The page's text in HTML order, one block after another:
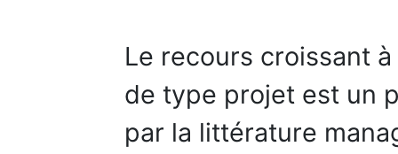
Le recours croissant
de type projet est un
par la littérature